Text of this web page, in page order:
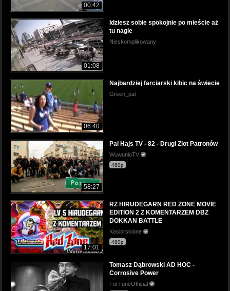
00:42
01:08
Idziesz sobie spokojnie po mieście aż
tu nagle
Nieskomplikowany
06:40
Najbardziej farciarski kibic na świecie
Green_pal
58:27
Pal Hajs TV - 82 - Drugi Zlot Patronów
WuwunioTV
480p
17:01
RZ HIRUDEGARN RED ZONE MOVIE
EDITION 2 Z KOMENTARZEM DBZ
DOKKAN BATTLE
Kosiorskione
480p
Tomasz Dąbrowski AD HOC -
Corrosive Power
ForTuneOfficial